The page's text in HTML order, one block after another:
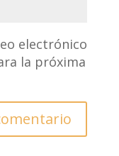
electrónico
la próxima